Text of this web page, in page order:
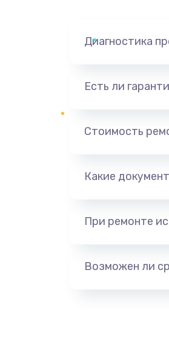
Диагностика
Есть ли
Стоимость
Какие
При ремонте
Возможен ли